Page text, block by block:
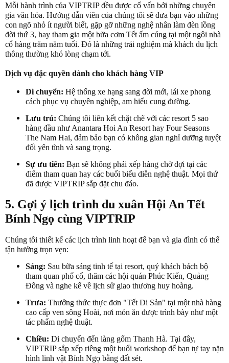
Mỗi hành trình của VIPTRIP đều được cố vấn bởi những chuyên
gia văn hóa. Hướng dẫn viên của chúng tôi sẽ đưa bạn vào những
con ngõ nhỏ ít người biết, gặp gỡ những nghệ nhân làm đèn lồng
đời thứ 3, hay tham gia một bữa cơm Tết ấm cúng tại một ngôi nhà
cổ hàng trăm năm tuổi. Đó là những trải nghiệm mà khách du lịch
thông thường khó lòng chạm tới.
Dịch vụ đặc quyền dành cho khách hàng VIP
Di chuyển: Hệ thống xe hạng sang đời mới, lái xe phong
cách phục vụ chuyên nghiệp, am hiểu cung đường.
Lưu trú: Chúng tôi liên kết chặt chẽ với các resort 5 sao
hàng đầu như Anantara Hoi An Resort hay Four Seasons
The Nam Hai, đảm bảo bạn có không gian nghỉ dưỡng tuyệt
đối yên tĩnh và sang trọng.
Sự ưu tiên: Bạn sẽ không phải xếp hàng chờ đợi tại các
điểm tham quan hay các buổi biểu diễn nghệ thuật. Mọi thứ
đã được VIPTRIP sắp đặt chu đáo.
5. Gợi ý lịch trình du xuân Hội An Tết
Bính Ngọ cùng VIPTRIP
Chúng tôi thiết kế các lịch trình linh hoạt để bạn và gia đình có thể
tận hưởng trọn vẹn:
Sáng: Sau bữa sáng tinh tế tại resort, quý khách bách bộ
tham quan phố cổ, thăm các hội quán Phúc Kiến, Quảng
Đông và nghe kể về lịch sử giao thương huy hoàng.
Trưa: Thưởng thức thực đơn "Tết Di Sản" tại một nhà hàng
cao cấp ven sông Hoài, nơi món ăn được trình bày như một
tác phẩm nghệ thuật.
Chiều: Di chuyển đến làng gốm Thanh Hà. Tại đây,
VIPTRIP sắp xếp riêng một buổi workshop để bạn tự tay nặn
hình linh vật Bính Ngọ bằng đất sét.